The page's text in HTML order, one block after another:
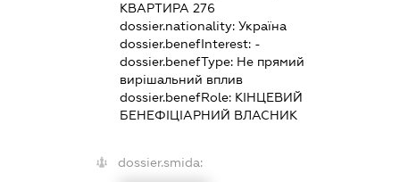
КВАРТИРА 276
dossier.nationality: Україна
dossier.benefInterest: -
dossier.benefType: Не прямий
вирішальний вплив
dossier.benefRole: КІНЦЕВИЙ
БЕНЕФІЦІАРНИЙ ВЛАСНИК
dossier.smida: